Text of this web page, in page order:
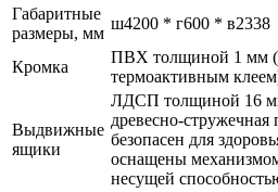
Габаритные
размеры, мм
ш4200 * г600 * в2338
Кромка
ПВХ толщиной 1 мм
термоактивным
Выдвижные
ящики
ЛДСП толщиной 16
древесно-стружечная
безопасен для
оснащены
несущей